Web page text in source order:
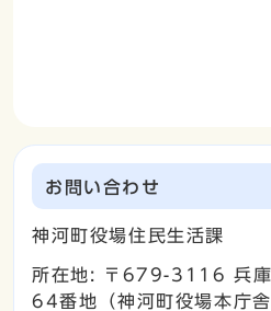
お問い合わせ
神河町役場住民生活課
所在地: 〒679-3116 兵庫
64番地（神河町役場本庁舎